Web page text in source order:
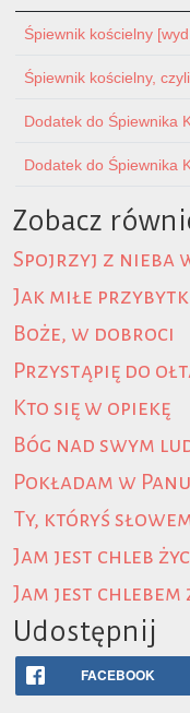
Śpiewnik kościelny
Śpiewnik kościelny,
Dodatek do Śpiewnika
Dodatek do Śpiewnika
Zobacz
Spojrzyj z nieba
Jak miłe
Boże, w dobroci
Przystąpię do
Kto się w opiekę
Bóg nad swym
Pokładam w
Ty, któryś
Jam jest chleb
Jam jest chlebem
Udostępnij
FACEBOOK